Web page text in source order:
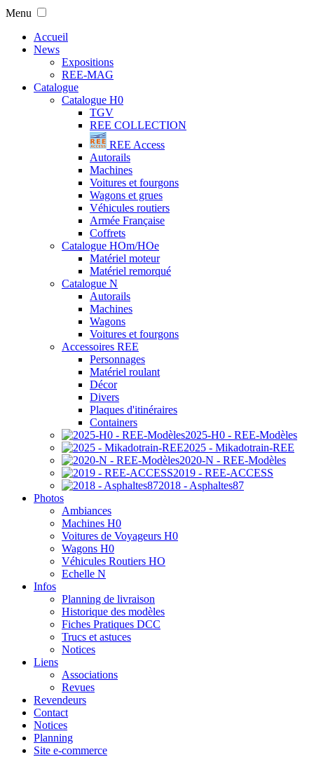
Menu
Accueil
News
Expositions
REE-MAG
Catalogue
Catalogue H0
TGV
REE COLLECTION
REE Access
Autorails
Machines
Voitures et fourgons
Wagons et grues
Véhicules routiers
Armée Française
Coffrets
Catalogue HOm/HOe
Matériel moteur
Matériel remorqué
Catalogue N
Autorails
Machines
Wagons
Voitures et fourgons
Accessoires REE
Personnages
Matériel roulant
Décor
Divers
Plaques d'itinéraires
Containers
2025-H0 - REE-Modèles
2025 - Mikadotrain-REE
2020-N - REE-Modèles
2019 - REE-ACCESS
2018 - Asphaltes87
Photos
Ambiances
Machines H0
Voitures de Voyageurs H0
Wagons H0
Véhicules Routiers HO
Echelle N
Infos
Planning de livraison
Historique des modèles
Fiches Pratiques DCC
Trucs et astuces
Notices
Liens
Associations
Revues
Revendeurs
Contact
Notices
Planning
Site e-commerce